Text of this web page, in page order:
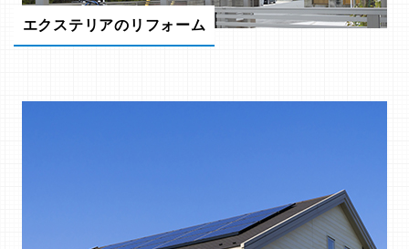
エクステリアのリフォーム